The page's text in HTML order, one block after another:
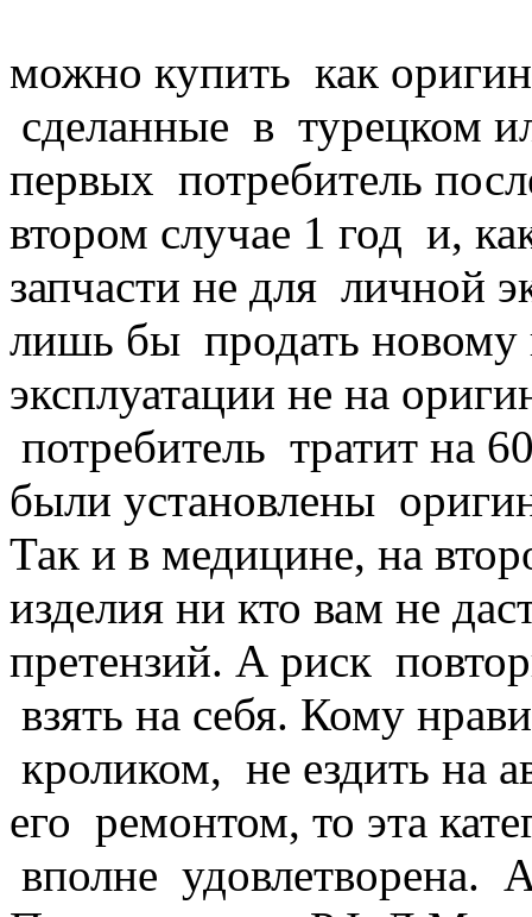
можно купить как
сделанные в турецком
первых потребитель
втором случае 1 год и,
запчасти не для личной
лишь бы продать новому
эксплуатации не на
потребитель тратит на
были установлены
Так и в медицине, на
изделия ни кто вам не
претензий. А риск
взять на себя. Кому
кроликом, не ездить на
его ремонтом, то эта
вполне удовлетворена.